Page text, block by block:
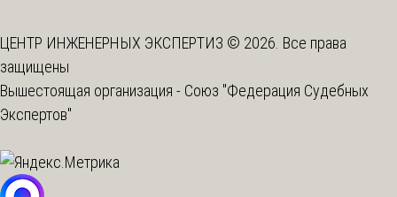
ЦЕНТР ИНЖЕНЕРНЫХ ЭКСПЕРТИЗ © 2026. Все права
защищены
Вышестоящая организация - Союз "Федерация Судебных
Экспертов"